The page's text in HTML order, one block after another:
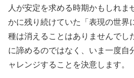
人が安定を求める時期かもしれま
かに残り続けていた「表現の世界
種は消えることはありませんでし
に諦めるのではなく、いま一度自
ャレンジすることを決意します。